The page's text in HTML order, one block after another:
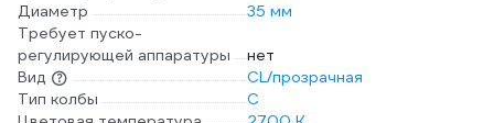
Диаметр
35 мм
Требует пуско-
регулирующей аппаратуры
нет
Вид
CL/прозрачная
Тип колбы
C